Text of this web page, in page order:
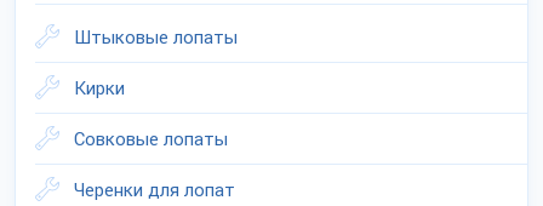
Штыковые лопаты
Кирки
Совковые лопаты
Черенки для лопат